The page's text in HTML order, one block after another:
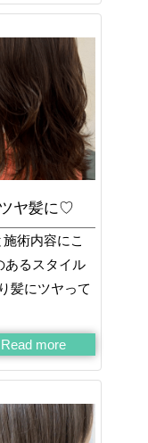
ヤ髪に♡
術内容にこ
あるスタイル
髪にツヤって
Read more